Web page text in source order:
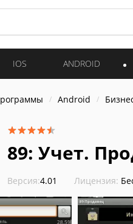
IOS ANDROID
Android
89: Учет.
Версия:4.01 Лицензия: